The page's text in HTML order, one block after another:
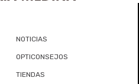
NOTICIAS
OPTICONSEJOS
TIENDAS